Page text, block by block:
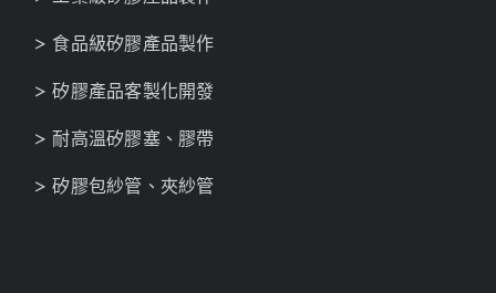
> 食品級矽膠產品製作
> 矽膠產品客製化開發
> 耐高溫矽膠塞、膠帶
> 矽膠包紗管、夾紗管